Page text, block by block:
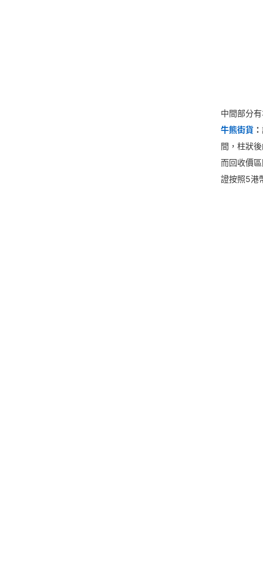
中間部分
牛熊街貨 ：
間，柱狀
而回收價
證按照5港